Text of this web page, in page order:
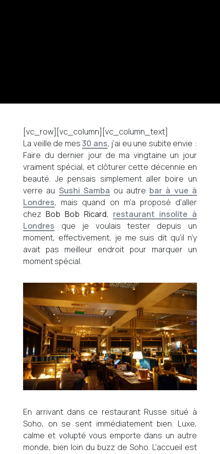
[vc_row][vc_column][vc_column_text]
La veille de mes30 ans, j’ai eu une subite envie :
Faire du dernier jour de ma vingtaine un jour
vraiment spécial, et clôturer cette décennie en
beauté. Je pensais simplement aller boire un
verre au Sushi Samba ou autre bar à vue à
Londres, mais quand on m’a proposé d’aller
chezBob Bob Ricard, restaurant insolite à
Londres que je voulais tester depuis un
moment, effectivement, je me suis dit qu’il n’y
avait pas meilleur endroit pour marquer un
moment spécial.
En arrivant dans ce restaurant Russe situé à
Soho, on se sent immédiatement bien. Luxe,
calme et volupté vous emporte dans un autre
monde, bien loin du buzz de Soho. L’accueil est